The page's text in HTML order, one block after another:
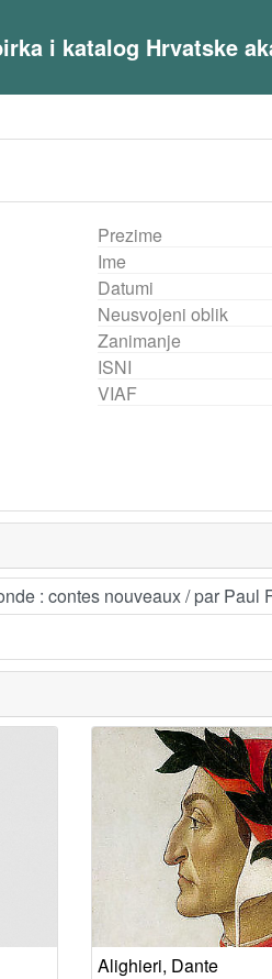
i katalog Hrvatske
Prezime
Ime
Datumi
Neusvojeni oblik
Zanimanje
ISNI
VIAF
: contes nouveaux / par Paul
Alighieri, Dante